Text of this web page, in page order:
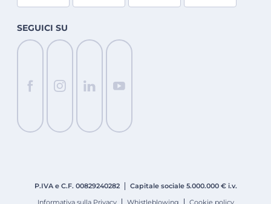
SEGUICI SU
P.IVA e C.F. 00829240282
Capitale sociale 5.000.000 € i.v.
Informativa sulla Privacy
Whistleblowing Cookie policy